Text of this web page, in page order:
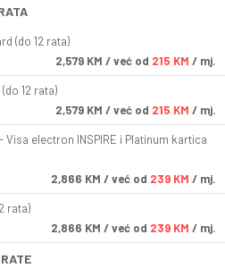
(do 12 rata)
2,579 KM / već od 215 KM / mj.
12 rata)
2,579 KM / već od 215 KM / mj.
electron INSPIRE i Platinum kartica
2,866 KM / već od 239 KM / mj.
rata)
2,866 KM / već od 239 KM / mj.